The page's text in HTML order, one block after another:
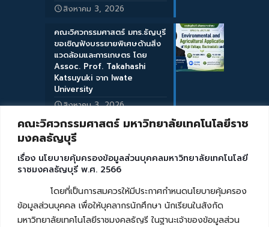
คณะวิศวกรรมศาสตร์ มหาวิทยาลัยเทคโนโลยีราช
มงคลธัญบุรี
เรื่อง นโยบายคุ้มครองข้อมูลส่วนบุคคลมหาวิทยาลัยเทคโนโลยี
ราชมงคลธัญบุรี พ.ศ. 2566
โดยที่เป็นการสมควรให้มีประกาศกำหนดนโยบายคุ้มครอง
ข้อมูลส่วนบุคคล เพื่อให้บุคลากรนักศึกษา นักเรียนในสังกัด
มหาวิทยาลัยเทคโนโลยีราชมงคลธัญรี ในฐานะเจ้าของข้อมูลส่วน
สิงหาคม 3, 2026
คณะวิศวกรรมศาสตร์ มทร.ธัญบุรี
ขอเชิญฟังบรรยายพิเศษด้านสิ่ง
แวดล้อมและการเกษตร โดย
Assoc. Prof. Takahashi
Katsuyuki จาก Iwate
University
สิงหาคม 3, 2026